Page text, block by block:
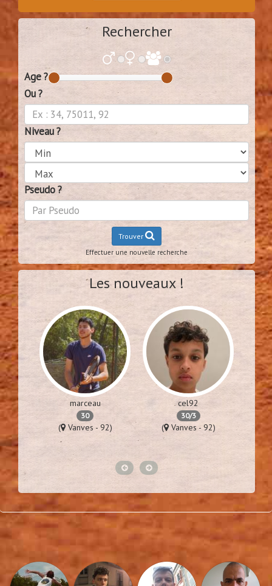
Rechercher
Age ?
Ou ?
Niveau ?
Pseudo ?
Trouver
Effectuer une nouvelle recherche
Les nouveaux !
marceau
30
( Vanves - 92)
cel92
30/3
( Vanves - 92)